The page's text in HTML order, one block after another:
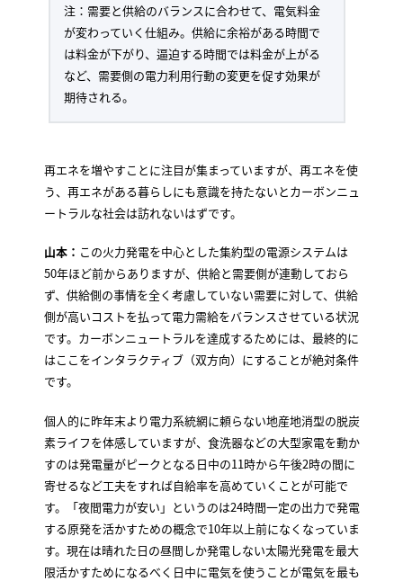
注：需要と供給のバランスに合わせて、電気料金
が変わっていく仕組み。供給に余裕がある時間で
は料金が下がり、逼迫する時間では料金が上がる
など、需要側の電力利用行動の変更を促す効果が
期待される。
再エネを増やすことに注目が集まっていますが、再エネを使
う、再エネがある暮らしにも意識を持たないとカーボンニュ
ートラルな社会は訪れないはずです。
山本： この火力発電を中心とした集約型の電源システムは
50年ほど前からありますが、供給と需要側が連動しておら
ず、供給側の事情を全く考慮していない需要に対して、供給
側が高いコストを払って電力需給をバランスさせている状況
です。カーボンニュートラルを達成するためには、最終的に
はここをインタラクティブ（双方向）にすることが絶対条件
です。
個人的に昨年末より電力系統網に頼らない地産地消型の脱炭
素ライフを体感していますが、食洗器などの大型家電を動か
すのは発電量がピークとなる日中の11時から午後2時の間に
寄せるなど工夫をすれば自給率を高めていくことが可能で
す。「夜間電力が安い」というのは24時間一定の出力で発電
する原発を活かすための概念で10年以上前になくなっていま
す。現在は晴れた日の昼間しか発電しない太陽光発電を最大
限活かすためになるべく日中に電気を使うことが電気を最も